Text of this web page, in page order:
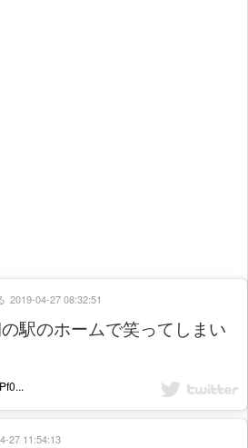
駅のホームで笑ってしまい
2019-04-27 08:32:51
27 11:54:13